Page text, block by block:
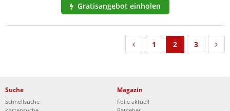
Gratisangebot einholen
1 2 3
Suche
Schnellsuche
Magazin
Folie aktuell